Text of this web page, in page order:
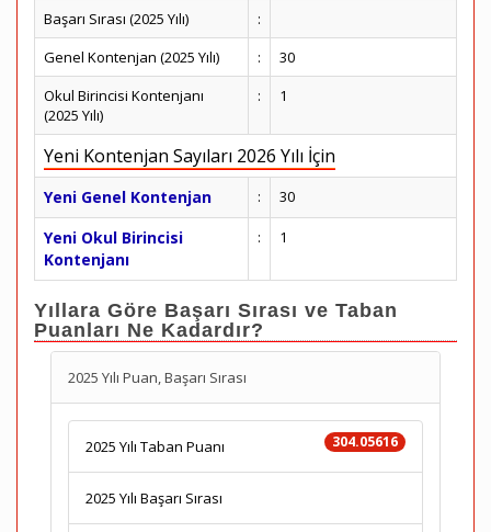
Başarı Sırası (2025 Yılı)
:
Genel Kontenjan (2025 Yılı)
:
30
Okul Birincisi Kontenjanı
(2025 Yılı)
: 1
Yeni Kontenjan Sayıları 2026 Yılı İçin
Yeni Genel Kontenjan : 30
Yeni Okul Birincisi
Kontenjanı
: 1
Yıllara Göre Başarı Sırası ve Taban
Puanları Ne Kadardır?
2025 Yılı Puan, Başarı Sırası
304.05616
2025 Yılı Taban Puanı
2025 Yılı Başarı Sırası